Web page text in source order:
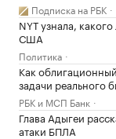
Подписка на РБК
NYT узнала,
США
Политика
Как
задачи реального
РБК и МСП Банк
Глава Адыгеи
атаки БПЛА